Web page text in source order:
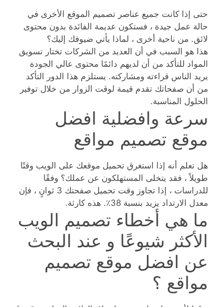
حتى إذا كانت جميع عناصر تصميم الموقع الأخرى في
حالة عمل جيدة ، فستكون عديمة الفائدة بدون محتوى
لائق. من ناحية أخرى ، لماذا يأتي ضيوفك إليك؟
هذا هو السبب في أن العديد من الشركات تختار تسويق
المواد للتأكد من أن لديهم دائمًا محتوى عالي الجودة
يريد الناس قراءته ومشاركته. يستلزم هذا الدور التأكد
من أن صفحاتك تقدم قيمة لوقت الزوار من خلال توفير
الحلول المناسبة.
سرعة وافضلية افضل
موقع تصميم مواقع
هل تعلم أنه إذا استغرق تحميل موقعك على الويب وقتًا
طويلاً ، فقد يتخلى المستهلكون عن عملك؟ وفقًا
للدراسات ، إذا تجاوز وقت تحميل صفحتك 3 ثوانٍ ، فإن
معدل الارتداد يزيد بنسبة 38٪. هذه كارثة.
ما هي أخطاء تصميم الويب
الأكثر شيوعًا و عند البحث
عن افضل موقع تصميم
مواقع ؟